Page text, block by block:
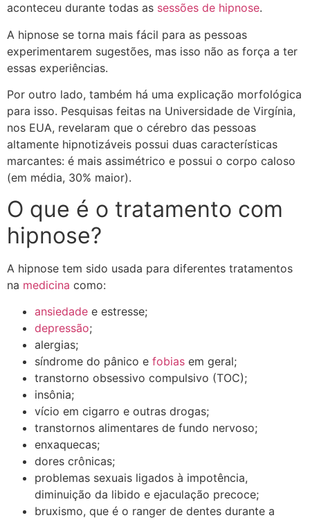
aconteceu durante todas as sessões de hipnose.
A hipnose se torna mais fácil para as pessoas
experimentarem sugestões, mas isso não as força a ter
essas experiências.
Por outro lado, também há uma explicação morfológica
para isso. Pesquisas feitas na Universidade de Virgínia,
nos EUA, revelaram que o cérebro das pessoas
altamente hipnotizáveis possui duas características
marcantes: é mais assimétrico e possui o corpo caloso
(em média, 30% maior).
O que é o tratamento com
hipnose?
A hipnose tem sido usada para diferentes tratamentos
na medicina como:
ansiedade e estresse;
depressão;
alergias;
síndrome do pânico e fobias em geral;
transtorno obsessivo compulsivo (TOC);
insônia;
vício em cigarro e outras drogas;
transtornos alimentares de fundo nervoso;
enxaquecas;
dores crônicas;
problemas sexuais ligados à impotência,
diminuição da libido e ejaculação precoce;
bruxismo, que é o ranger de dentes durante a